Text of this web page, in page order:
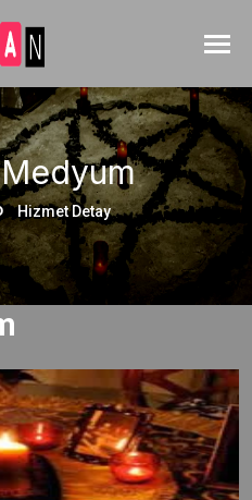
Hizmet Detay